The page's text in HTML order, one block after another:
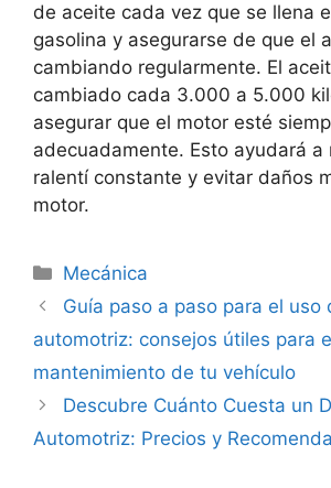
de aceite cada vez que se llena
gasolina y asegurarse de que el
cambiando regularmente. El
cambiado cada 3.000 a 5.000
asegurar que el motor esté
adecuadamente. Esto ayudará a
ralentí constante y evitar daños
motor.
Categorías
Mecánica
Guía paso a paso para el uso
automotriz: consejos útiles para
mantenimiento de tu vehículo
Descubre Cuánto Cuesta un
Automotriz: Precios y